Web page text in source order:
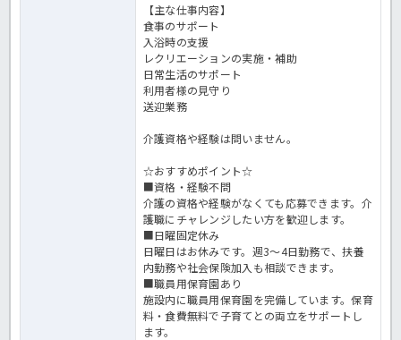
【主な仕事内容】
食事のサポート
入浴時の支援
レクリエーションの実施・補助
日常生活のサポート
利用者様の見守り
送迎業務
介護資格や経験は問いません。
☆おすすめポイント☆
■資格・経験不問
介護の資格や経験がなくても応募できます。介
護職にチャレンジしたい方を歓迎します。
■日曜固定休み
日曜日はお休みです。週3～4日勤務で、扶養
内勤務や社会保険加入も相談できます。
■職員用保育園あり
施設内に職員用保育園を完備しています。保育
料・食費無料で子育てとの両立をサポートし
ます。